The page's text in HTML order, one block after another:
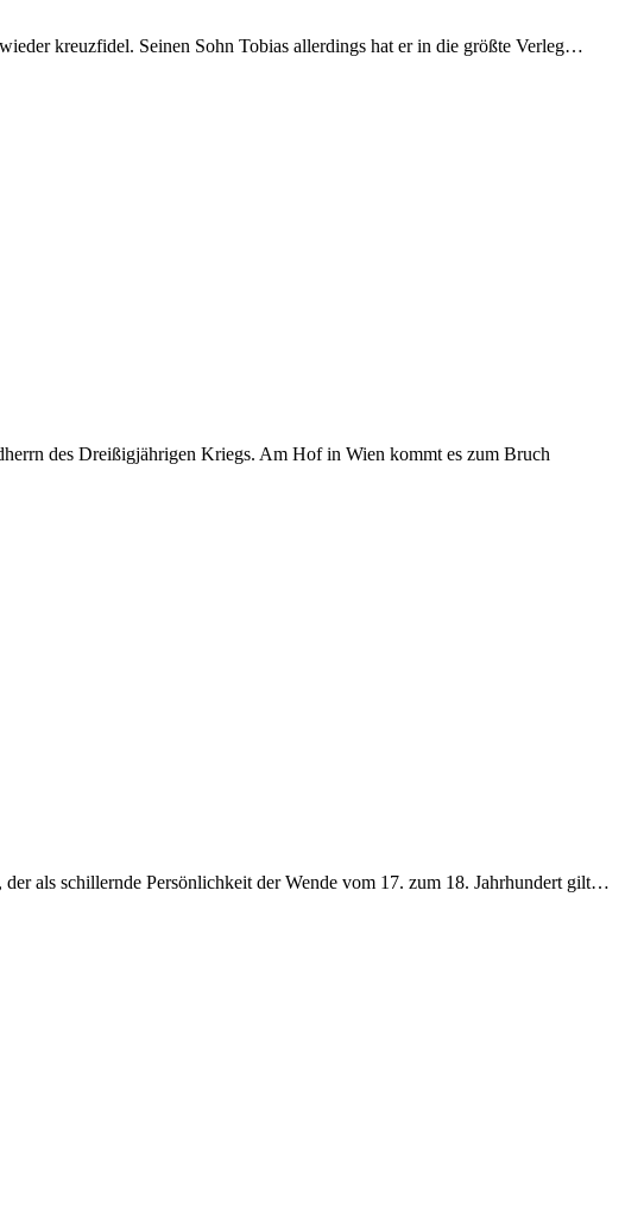
kreuzfidel. Seinen Sohn Tobias allerdings hat er in die größte Verleg…
des Dreißigjährigen Kriegs. Am Hof in Wien kommt es zum Bruch
als schillernde Persönlichkeit der Wende vom 17. zum 18. Jahrhundert gilt…